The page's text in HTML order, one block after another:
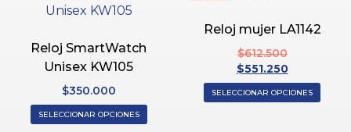
Reloj SmartWatch
Unisex KW105
$350.000
SELECCIONAR OPCIONES
Reloj mujer LA1142
$612.500
$551.250
SELECCIONAR OPCIONES